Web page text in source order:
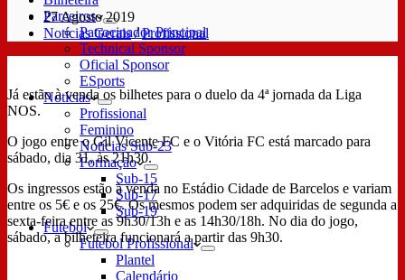
Parceiros
Patrocinador Principal
Technical Sponsor
Oficial Sponsor
ESports
Notícias
Profissional
Feminino
Notícias Sub-23
Formação
Sub-15
Sub-17
Sub-19
Futebol
Futebol Profissional
Plantel
Calendário
27 Agosto 2019
Notícias Gerais/Profissional
Já estão à venda os bilhetes para o duelo da 4ª jornada da Liga
NOS.
O jogo entre o Gil Vicente FC e o Vitória FC está marcado para
sábado, dia 31, às 21h30.
Os ingressos estão à venda no Estádio Cidade de Barcelos e variam
entre os 5€ e os 25€. Os mesmos podem ser adquiridas de segunda a
sexta-feira entre as 9h30/13h e as 14h30/18h. No dia do jogo,
sábado, a bilheteira funcionará a partir das 9h30.